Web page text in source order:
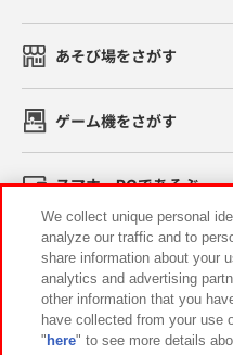
あそび場をさがす
ゲーム機をさがす
スマホ・PCであそぶ
イベント・キャンペーン
We collect unique personal
analyze our traffic and to
share information about your
analytics and advertising
other information that you
have collected from your
" here" to see more details